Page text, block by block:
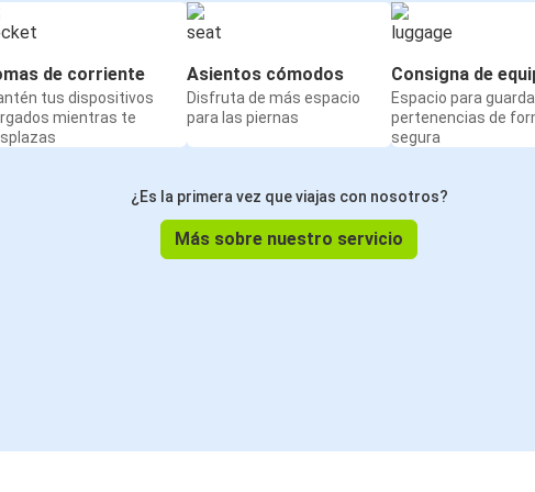
de corriente
tus dispositivos
mientras te
Asientos cómodos
Disfruta de más espacio
para las piernas
Consigna de
Espacio para
pertenencias de
segura
¿Es la primera vez que viajas con nosotros?
Más sobre nuestro servicio